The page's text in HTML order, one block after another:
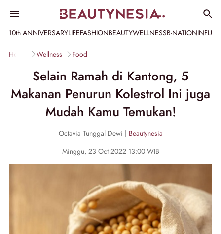
10th ANNIVERSARYLIFEFASHIONBEAUTYWELLNESSB-NATION
Home Wellness Food
Selain Ramah di Kantong, 5
Makanan Penurun Kolestrol Ini juga
Mudah Kamu Temukan!
Octavia Tunggal Dewi | Beautynesia
Minggu, 23 Oct 2022 13:00 WIB